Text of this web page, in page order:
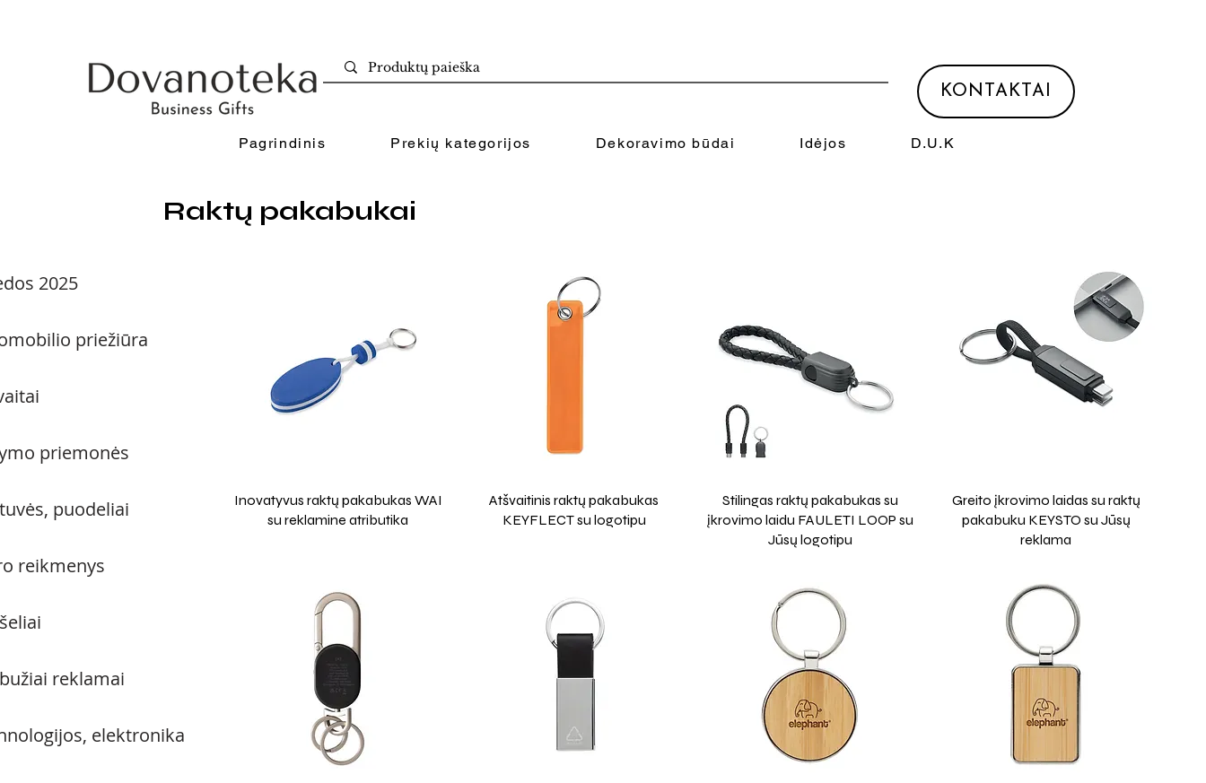
Pagrindinis Prekių kategorijos Dekoravimo būdai Idėjos D.U.K
KONTAKTAI
Raktų pakabukai
2025
priežiūra
priemonės
puodeliai
reikmenys
reklamai
elektronika
Inovatyvus raktų pakabukas WAI
su reklamine atributika
Atšvaitinis raktų pakabukas
KEYFLECT su logotipu
Stilingas raktų pakabukas su
įkrovimo laidu FAULETI LOOP su
Jūsų logotipu
Greito įkrovimo laidas su raktų
pakabuku KEYSTO su Jūsų
reklama